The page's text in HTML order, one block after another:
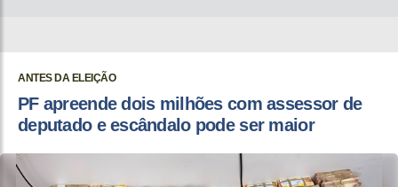
ANTES DA ELEIÇÃO
PF apreende dois milhões com assessor de
deputado e escândalo pode ser maior